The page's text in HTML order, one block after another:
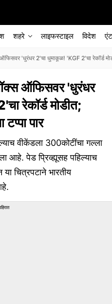
शहरे लाइफस्टाइल विदेश
'धुरंधर 2'चा धुमाकूळ! 'KGF 2'चा रेकॉर्ड
ऑफिसवर 'धुरंधर
रेकॉर्ड मोडीत;
पार
वीकेंडला 300कोटींचा गल्ला
आहे. पेड प्रिव्ह्यूसह पहिल्याच
चित्रपटाने भारतीय